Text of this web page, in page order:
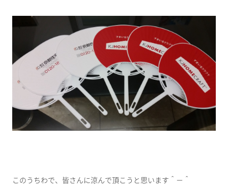
このうちわで、皆さんに涼んで頂こうと思います＾－＾